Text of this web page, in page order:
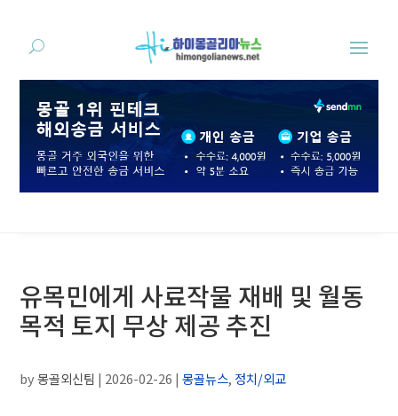
유목민에게 사료작물 재배 및 월동
목적 토지 무상 제공 추진
by몽골외신팀 | 2026-02-26 |몽골뉴스, 정치/외교